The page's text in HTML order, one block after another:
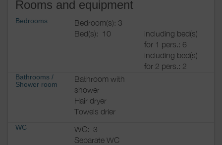
Rooms and equipment
Bedrooms
Bedroom(s): 3
Bed(s):
10
including bed(s)
for 1 pers.: 6
including bed(s)
for 2 pers.: 2
Bathrooms /
Shower room
Bathroom with
shower
Hair dryer
Towels drier
WC WC: 3
Separate WC